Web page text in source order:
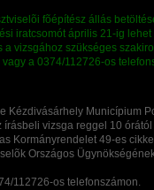
Kézdivásárhely Municípium
írásbeli vizsga reggel 10
49-es
Országos
112726-os telefonszámon.